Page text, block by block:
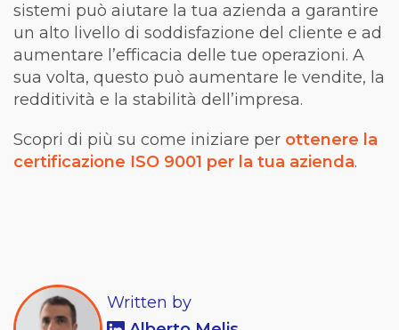
sistemi può aiutare la tua azienda a garantire
un alto livello di soddisfazione del cliente e ad
aumentare l’efficacia delle tue operazioni. A
sua volta, questo può aumentare le vendite, la
redditività e la stabilità dell’impresa.
Scopri di più su come iniziare per ottenere la
certificazione ISO 9001 per la tua azienda.
Written by